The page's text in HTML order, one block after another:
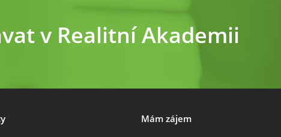
v Realitní Akademii
Mám zájem